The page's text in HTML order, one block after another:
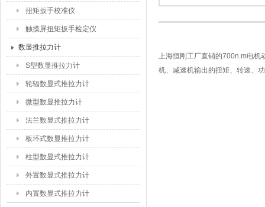
扭矩扳手校准仪
触摸屏扭矩扳手检定仪
数显推拉力计
S型数显推拉力计
轮辐数显式推拉力计
微型数显推拉力计
法兰数显式推拉力计
板环式数显推拉力计
柱型数显式推拉力计
外置数显式推拉力计
内置数显式推拉力计
上海恒刚工厂直销的700n.m电机
机、减速机输出的扭矩、转速、